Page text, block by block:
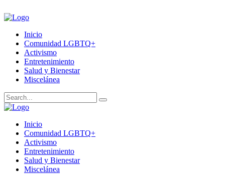
Inicio
Comunidad LGBTQ+
Activismo
Entretenimiento
Salud y Bienestar
Miscelánea
Inicio
Comunidad LGBTQ+
Activismo
Entretenimiento
Salud y Bienestar
Miscelánea